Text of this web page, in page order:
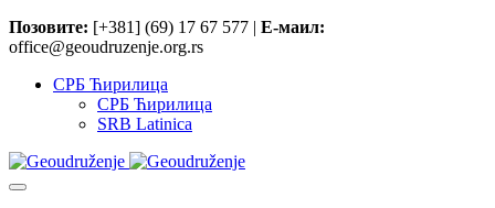
Позовите: [+381] (69) 17 67 577 | Е-маил:
office@geoudruzenje.org.rs
СРБ Ћирилица
СРБ Ћирилица
SRB Latinica